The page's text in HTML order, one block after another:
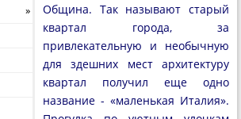
Община. Так называют старый
квартал города, за
привлекательную и необычную
для здешних мест архитектуру
квартал получил еще одно
название - «маленькая Италия».